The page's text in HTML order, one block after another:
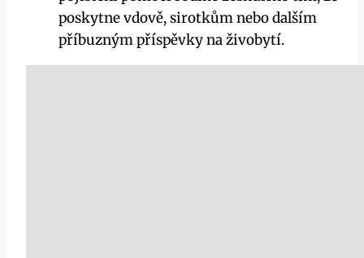
poskytne vdově, sirotkům nebo dalším
příbuzným příspěvky na živobytí.